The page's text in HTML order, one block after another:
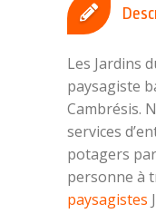
Les Jardins
paysagiste
Cambrésis.
services
potagers
personne à
paysagistes